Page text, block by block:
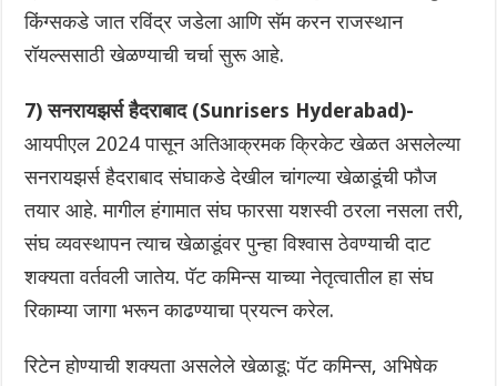
किंग्सकडे जात रविंद्र जडेला आणि सॅम करन राजस्थान
रॉयल्ससाठी खेळण्याची चर्चा सुरू आहे.
7) सनरायझर्स हैदराबाद (Sunrisers Hyderabad)-
आयपीएल 2024 पासून अतिआक्रमक क्रिकेट खेळत असलेल्या
सनरायझर्स हैदराबाद संघाकडे देखील चांगल्या खेळाडूंची फौज
तयार आहे. मागील हंगामात संघ फारसा यशस्वी ठरला नसला तरी,
संघ व्यवस्थापन त्याच खेळाडूंवर पुन्हा विश्वास ठेवण्याची दाट
शक्यता वर्तवली जातेय. पॅट कमिन्स याच्या नेतृत्वातील हा संघ
रिकाम्या जागा भरून काढण्याचा प्रयत्न करेल.
रिटेन होण्याची शक्यता असलेले खेळाडू: पॅट कमिन्स, अभिषेक